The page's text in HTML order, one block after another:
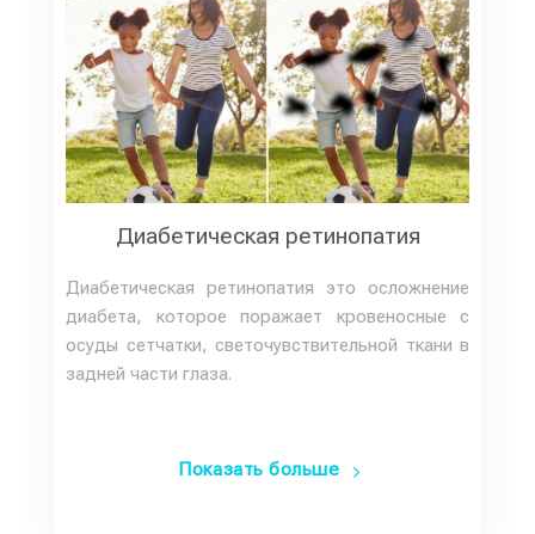
Диабетическая ретинопатия
Диабетическая ретинопатия это осложнение
диабета, которое поражает кровеносные с
осуды сетчатки, светочувствительной ткани в
задней части глаза.
Показать больше